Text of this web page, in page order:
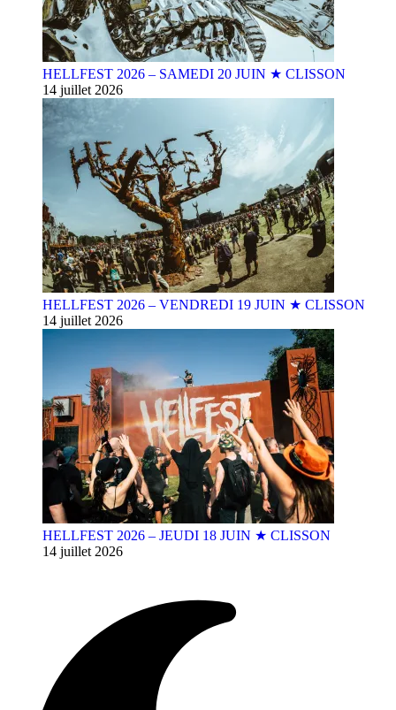
HELLFEST 2026 – SAMEDI 20 JUIN ★ CLISSON
14 juillet 2026
HELLFEST 2026 – VENDREDI 19 JUIN ★ CLISSON
14 juillet 2026
HELLFEST 2026 – JEUDI 18 JUIN ★ CLISSON
14 juillet 2026